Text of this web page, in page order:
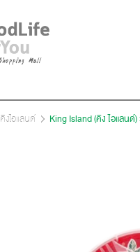
คิงไอแลนด์ King Island (คิง ไอแลนด์